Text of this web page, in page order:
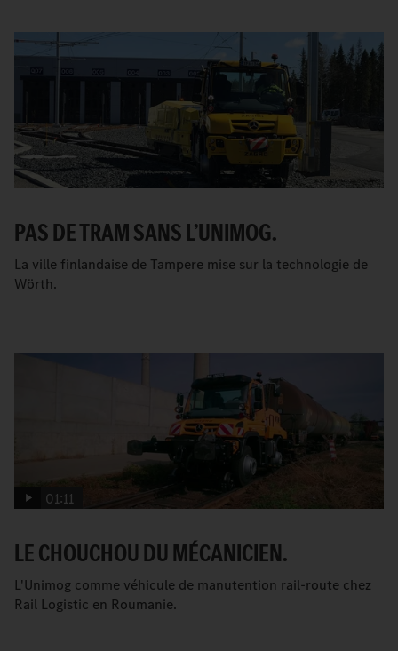
PAS DE TRAM SANS L’UNIMOG.
La ville finlandaise de Tampere mise sur la technologie de
Wörth.
01:11
LE CHOUCHOU DU MÉCANICIEN.
L'Unimog comme véhicule de manutention rail-route chez
Rail Logistic en Roumanie.